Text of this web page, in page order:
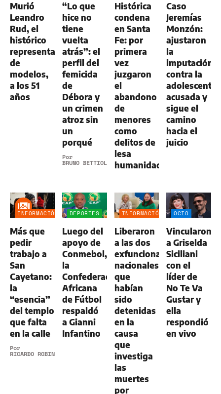
Murió
Leandro
Rud, el
histórico
representante
de
modelos,
a los 51
años
“Lo que
hice no
tiene
vuelta
atrás”: el
perfil del
femicida
de
Débora y
un crimen
atroz sin
un
porqué
Por
BRUNO BETTIOL
Histórica
condena
en Santa
Fe: por
primera
vez
juzgaron
el
abandono
de
menores
como
delitos de
lesa
humanidad
Caso
Jeremías
Monzón:
ajustaron
la
imputación
contra la
adolescente
acusada y
sigue el
camino
hacia el
juicio
INFORMACIÓN
Más que
pedir
trabajo a
San
Cayetano:
la
“esencia”
del templo
que falta
en la calle
Por
RICARDO ROBINS
DEPORTES
Luego del
apoyo de
Conmebol,
la
Confederación
Africana
de Fútbol
respaldó
a Gianni
Infantino
INFORMACIÓN
Liberaron
a las dos
exfuncionarias
nacionales
que
habían
sido
detenidas
en la
causa
que
investiga
las
muertes
por
OCIO
Vincularon
a Griselda
Siciliani
con el
líder de
No Te Va
Gustar y
ella
respondió
en vivo